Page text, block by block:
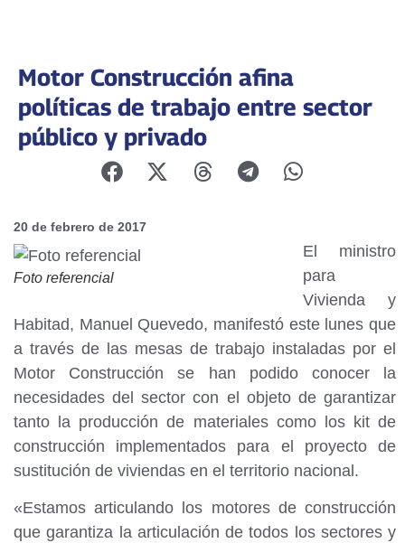
Motor Construcción afina
políticas de trabajo entre sector
público y privado
20 de febrero de 2017
Foto referencial
El ministro
para
Vivienda y
Habitad, Manuel Quevedo, manifestó este lunes que
a través de las mesas de trabajo instaladas por el
Motor Construcción se han podido conocer la
necesidades del sector con el objeto de garantizar
tanto la producción de materiales como los kit de
construcción implementados para el proyecto de
sustitución de viviendas en el territorio nacional.
«Estamos articulando los motores de construcción
que garantiza la articulación de todos los sectores y